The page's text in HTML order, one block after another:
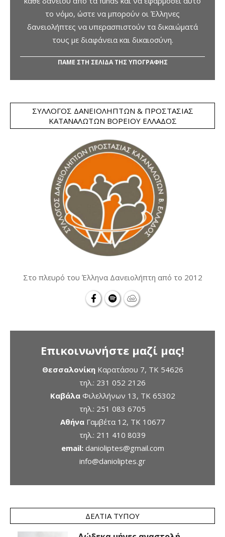
το νόμο, ώστε να μπορούν οι Έλληνες
δανειολήπτες να υπερασπιστούν τα δικαιώματά
τους με διαφάνεια και δικαιοσύνη.
ΠΑΜΕ ΣΤΗ ΣΕΛΙΔΑ ΤΗΣ ΥΠΟΓΡΑΦΗΣ
ΣΎΛΛΟΓΟΣ ΔΑΝΕΙΟΛΗΠΤΏΝ & ΠΡΟΣΤΑΣΊΑΣ
ΚΑΤΑΝΑΛΩΤΏΝ ΒΟΡΕΊΟΥ ΕΛΛΆΔΟΣ
Στο πλευρό του Έλληνα Δανειολήπτη από το 2012
Επικοινωνήστε μαζί μας!
ΘεσσαλονίκηΚαρατάσου 7, TK 54626
τηλ.: 231 052 2126
ΚαβάλαΦιλελλήνων 13, ΤΚ 65302
τηλ.: 251 083 6705
ΑθήναΓαμβέτα 12, ΤΚ 10677
τηλ.: 211 410 8039
email: danioliptes@gmail.com
info@danioliptes.gr
ΔΕΛΤΊΑ ΤΎΠΟΥ